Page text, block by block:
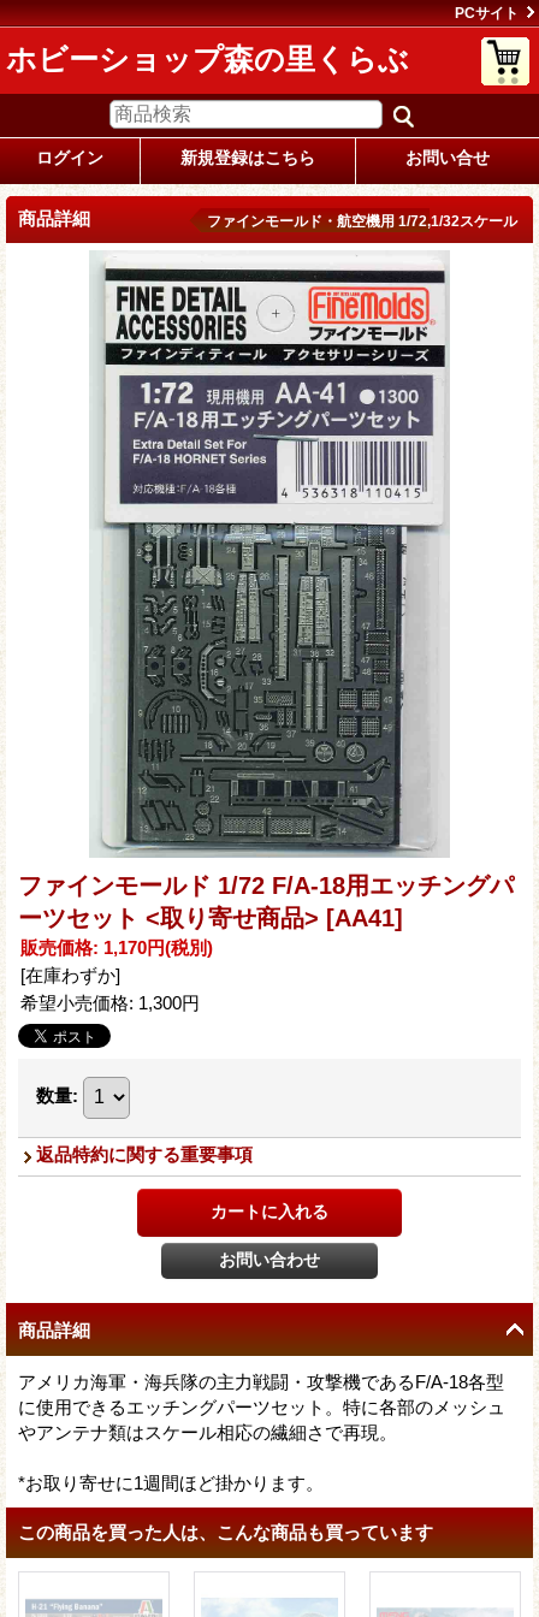
PCサイト
ホビーショップ森の里くらぶ
ログイン 新規登録はこちら お問い合せ
商品詳細 ファインモールド・航空機用 1/72,1/32スケール
ファインモールド 1/72 F/A-18用エッチングパ
ーツセット <取り寄せ商品> [AA41]
販売価格: 1,170円(税別)
[在庫わずか]
希望小売価格: 1,300円
数量:
返品特約に関する重要事項
商品詳細
アメリカ海軍・海兵隊の主力戦闘・攻撃機であるF/A-18各型
に使用できるエッチングパーツセット。特に各部のメッシュ
やアンテナ類はスケール相応の繊細さで再現。
*お取り寄せに1週間ほど掛かります。
この商品を買った人は、こんな商品も買っています